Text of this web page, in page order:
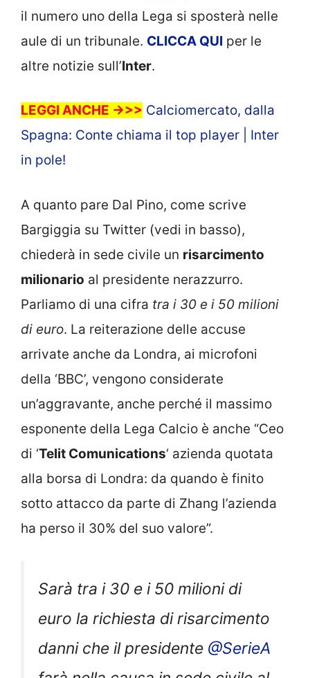
il numero uno della Lega si sposterà nelle
aule di un tribunale. CLICCA QUI per le
altre notizie sull’Inter.
LEGGI ANCHE ->>> Calciomercato, dalla
Spagna: Conte chiama il top player | Inter
in pole!
A quanto pare Dal Pino, come scrive
Bargiggia su Twitter (vedi in basso),
chiederà in sede civile un risarcimento
milionario al presidente nerazzurro.
Parliamo di una cifra tra i 30 e i 50 milioni
di euro. La reiterazione delle accuse
arrivate anche da Londra, ai microfoni
della ‘BBC’, vengono considerate
un’aggravante, anche perché il massimo
esponente della Lega Calcio è anche “Ceo
di ‘Telit Comunications‘ azienda quotata
alla borsa di Londra: da quando è finito
sotto attacco da parte di Zhang l’azienda
ha perso il 30% del suo valore”.
Sarà tra i 30 e i 50 milioni di
euro la richiesta di risarcimento
danni che il presidente @SerieA